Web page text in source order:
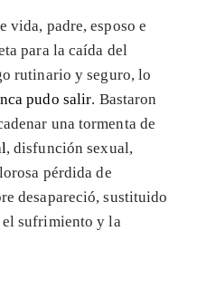
vida, padre, esposo e
para la caída del
rutinario y seguro, lo
pudo salir. Bastaron
una tormenta de
, disfunción sexual,
pérdida de
desapareció, sustituido
el sufrimiento y la